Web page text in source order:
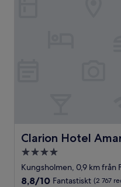
Clarion Hotel
Clarion Hotel
4.0-
stjärnigt
boende
Kungsholmen, 0,9 km från
8.8
8,8/10 Fantastiskt (2 767